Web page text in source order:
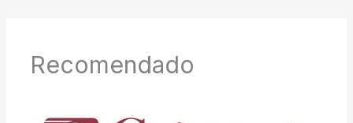
Recomendado